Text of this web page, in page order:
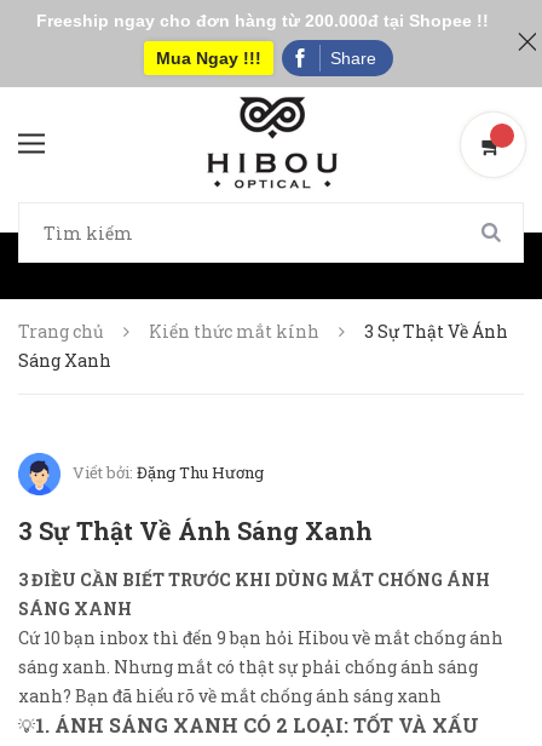
Trang chủ Kiến thức mắt kính
3 Sự Thật Về Ánh
Sáng Xanh
Viết bởi: Đặng Thu Hương
3 Sự Thật Về Ánh Sáng Xanh
3 ĐIỀU CẦN BIẾT TRƯỚC KHI DÙNG MẮT CHỐNG ÁNH
SÁNG XANH
Cứ 10 bạn inbox thì đến 9 bạn hỏi Hibou về mắt chống ánh
sáng xanh. Nhưng mắt có thật sự phải chống ánh sáng
xanh? Bạn đã hiểu rõ về mắt chống ánh sáng xanh
💡1. ÁNH SÁNG XANH CÓ 2 LOẠI: TỐT VÀ XẤU
Freeship ngay cho đơn hàng từ 200.000đ tại Shopee !!
Mua Ngay !!!
Share